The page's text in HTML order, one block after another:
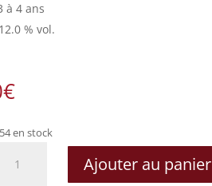
à 4 ans
12.0 % vol.
€
54 en stock
Ajouter au panier